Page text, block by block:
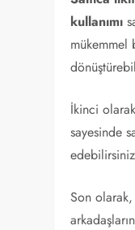
kullanımı
İkinci
sayesinde
Son olarak,